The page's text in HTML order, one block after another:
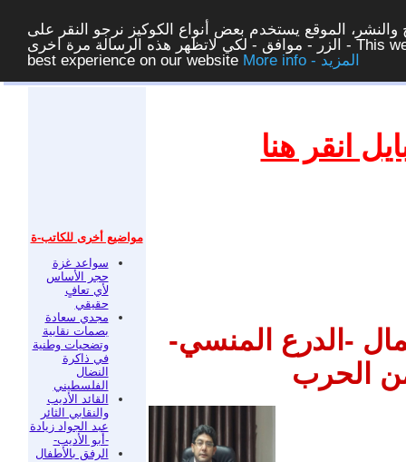
الموقع يستخدم بعض أنواع الكوكيز نرجو النقر على
الزر - موافق - لكي لاتظهر هذه الرسالة مرة اخرى - This website uses cookies to ensure you get the
best experience on our website
More info - المزيد
غلق
مواضيع أخرى للكاتب-ة
سواعد غزة
حجر الأساس
لأي تعافٍ
حقيقي
مجدي سعادة
بصمات نقابية
وتضحيات وطنية
في ذاكرة
النضال
الفلسطيني
القائد الأديب
والنقابي الثائر
عبد الجواد زيادة
-أبو الأديب-
الرفق بالأطفال
انقر هنا
-الدرع المنسي-
الحرب